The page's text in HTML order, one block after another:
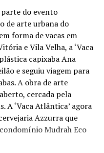
parte do evento
de arte urbana do
forma de vacas em
e Vila Velha, a ‘Vaca
capixaba Ana
e seguiu viagem para
A obra de arte
cercada pela
A ‘Vaca Atlântica’ agora
Azzurra que
Mudrah Eco